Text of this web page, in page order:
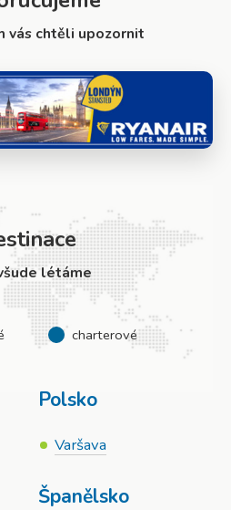
vás chtěli upozornit
létáme
charterové
Polsko
Varšava
Španělsko